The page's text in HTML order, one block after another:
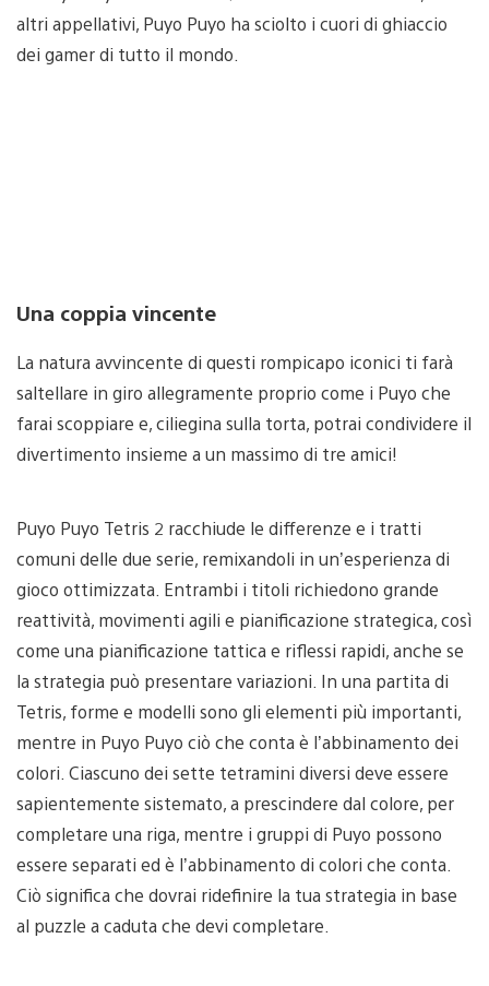
altri appellativi, Puyo Puyo ha sciolto i cuori di ghiaccio
dei gamer di tutto il mondo.
Una coppia vincente
La natura avvincente di questi rompicapo iconici ti farà
saltellare in giro allegramente proprio come i Puyo che
farai scoppiare e, ciliegina sulla torta, potrai condividere il
divertimento insieme a un massimo di tre amici!
Puyo Puyo Tetris 2 racchiude le differenze e i tratti
comuni delle due serie, remixandoli in un’esperienza di
gioco ottimizzata. Entrambi i titoli richiedono grande
reattività, movimenti agili e pianificazione strategica, così
come una pianificazione tattica e riflessi rapidi, anche se
la strategia può presentare variazioni. In una partita di
Tetris, forme e modelli sono gli elementi più importanti,
mentre in Puyo Puyo ciò che conta è l’abbinamento dei
colori. Ciascuno dei sette tetramini diversi deve essere
sapientemente sistemato, a prescindere dal colore, per
completare una riga, mentre i gruppi di Puyo possono
essere separati ed è l’abbinamento di colori che conta.
Ciò significa che dovrai ridefinire la tua strategia in base
al puzzle a caduta che devi completare.